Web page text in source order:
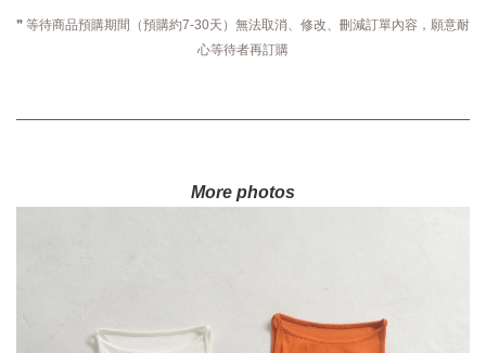
❞ 等待商品預購期間（預購約7-30天）無法取消、修改、刪減訂單內容，願意耐
心等待者再訂購
More photos